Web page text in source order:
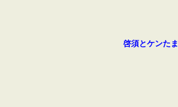
啓須とケンたま